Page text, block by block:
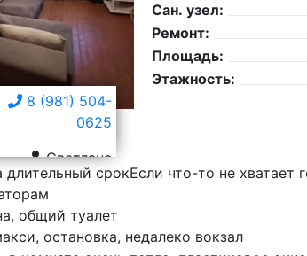
8 (981) 504-
0625
Светлана
Сан. узел:
Ремонт:
Площадь:
Этажность:
срокЕсли что-то не хватает
общий туалет
остановка, недалеко вокзал